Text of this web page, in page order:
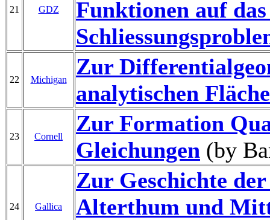
21 GDZ
Funktionen auf
22 Michigan
Zur
analytischen
23 Cornell
Zur Formation
Gleichungen (by
24 Gallica
Zur Geschichte
Alterthum und